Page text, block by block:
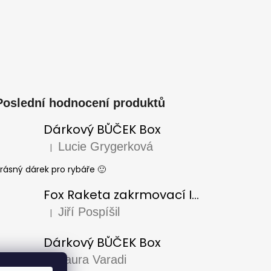
hodnocení produktů
Dárkový BŮČEK Box
Hodnocení produktu je 5 z 5 hvězdiček.
| Lucie Grygerková
dárek pro rybáře 🙂
Fox Raketa zakrmovací Impact Spod
Hodnocení produktu je 5 z 5 hvězdiček.
| Jiří Pospíšil
Dárkový BŮČEK Box
Hodnocení produktu je 5 z 5 hvězdiček.
Laura Varadi